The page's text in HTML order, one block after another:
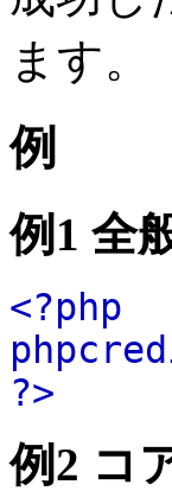
ます。
例
例1 全
<?php
?>
例2 コ